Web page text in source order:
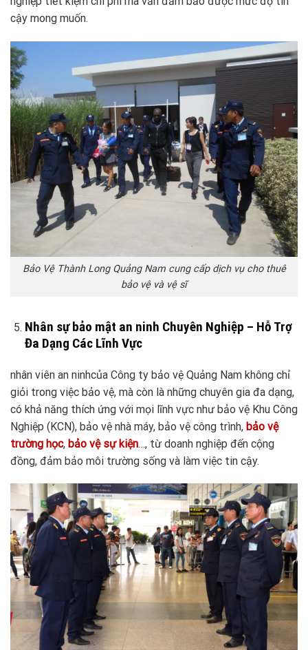
cậy mong muốn.
Bảo Vệ Thành Long Quảng Nam cung cấp dịch vụ cho thuê
bảo vệ và vệ sĩ
Nhân sự bảo mật an ninh Chuyên Nghiệp – Hỗ Trợ
Đa Dạng Các Lĩnh Vực
nhân viên an ninhcủa Công ty bảo vệ Quảng Nam không chỉ
giỏi trong việc bảo vệ, mà còn là những chuyên gia đa dạng,
có khả năng thích ứng với mọi lĩnh vực như bảo vệ Khu Công
Nghiệp (KCN), bảo vệ nhà máy, bảo vệ công trình, bảo vệ
trường học, bảo vệ sự kiện…, từ doanh nghiệp đến cộng
đồng, đảm bảo môi trường sống và làm việc tin cậy.